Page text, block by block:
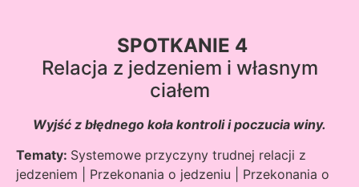
SPOTKANIE 4
Relacja z jedzeniem i własnym
ciałem
Wyjść z błędnego koła kontroli i poczucia winy.
Tematy: Systemowe przyczyny trudnej relacji z
jedzeniem | Przekonania o jedzeniu | Przekonania o